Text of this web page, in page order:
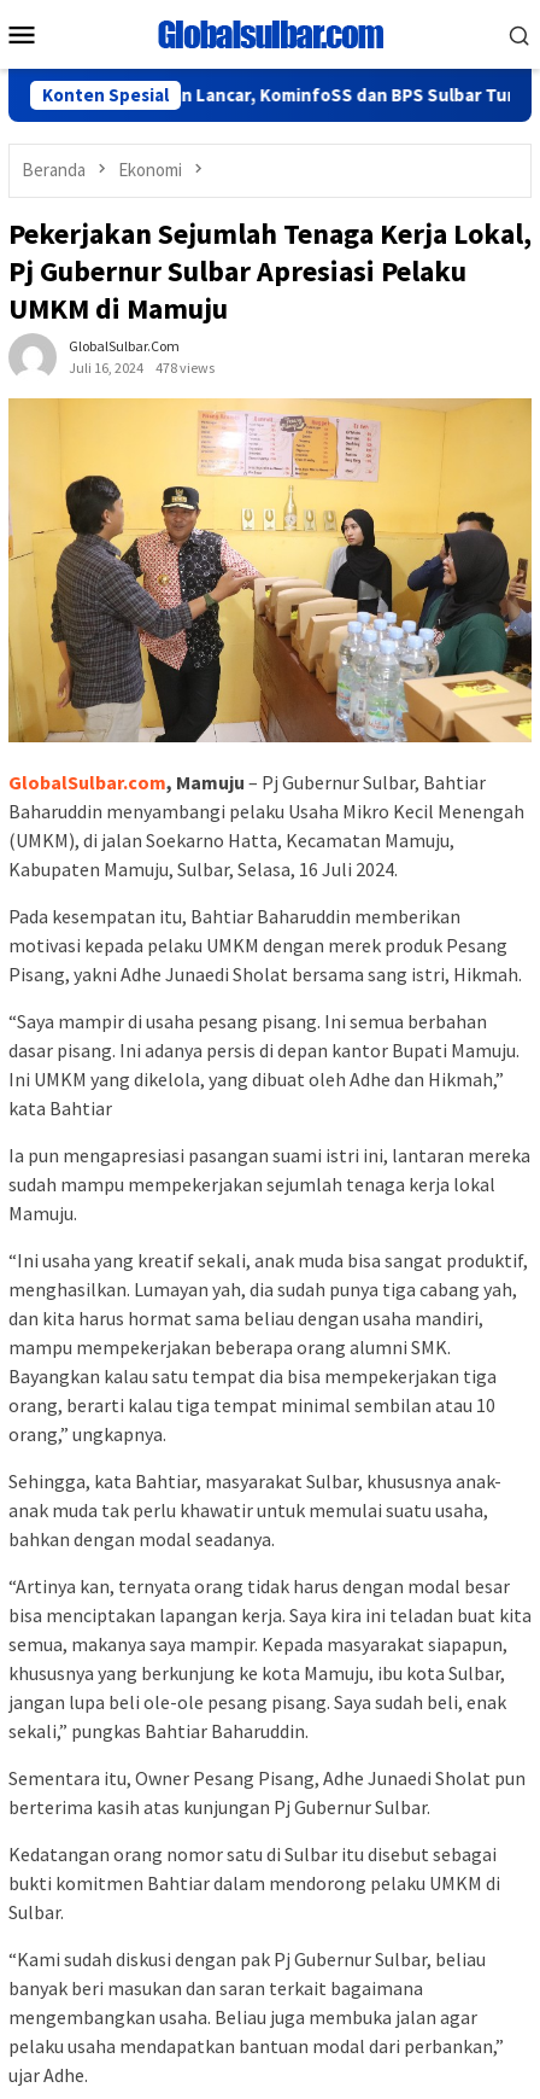
ke
Mobile
Konten Spesial
Berjalan Lancar, KominfoSS dan BPS Sulbar Turun Lapangan
Beranda Ekonomi
Pekerjakan Sejumlah Tenaga Kerja Lokal,
Pj Gubernur Sulbar Apresiasi Pelaku
UMKM di Mamuju
GlobalSulbar.com
Juli 16, 2024
478 views
GlobalSulbar.com, Mamuju – Pj Gubernur Sulbar, Bahtiar
Baharuddin menyambangi pelaku Usaha Mikro Kecil Menengah
(UMKM), di jalan Soekarno Hatta, Kecamatan Mamuju,
Kabupaten Mamuju, Sulbar, Selasa, 16 Juli 2024.
Pada kesempatan itu, Bahtiar Baharuddin memberikan
motivasi kepada pelaku UMKM dengan merek produk Pesang
Pisang, yakni Adhe Junaedi Sholat bersama sang istri, Hikmah.
“Saya mampir di usaha pesang pisang. Ini semua berbahan
dasar pisang. Ini adanya persis di depan kantor Bupati Mamuju.
Ini UMKM yang dikelola, yang dibuat oleh Adhe dan Hikmah,”
kata Bahtiar
Ia pun mengapresiasi pasangan suami istri ini, lantaran mereka
sudah mampu mempekerjakan sejumlah tenaga kerja lokal
Mamuju.
“Ini usaha yang kreatif sekali, anak muda bisa sangat produktif,
menghasilkan. Lumayan yah, dia sudah punya tiga cabang yah,
dan kita harus hormat sama beliau dengan usaha mandiri,
mampu mempekerjakan beberapa orang alumni SMK.
Bayangkan kalau satu tempat dia bisa mempekerjakan tiga
orang, berarti kalau tiga tempat minimal sembilan atau 10
orang,” ungkapnya.
Sehingga, kata Bahtiar, masyarakat Sulbar, khususnya anak-
anak muda tak perlu khawatir untuk memulai suatu usaha,
bahkan dengan modal seadanya.
“Artinya kan, ternyata orang tidak harus dengan modal besar
bisa menciptakan lapangan kerja. Saya kira ini teladan buat kita
semua, makanya saya mampir. Kepada masyarakat siapapun,
khususnya yang berkunjung ke kota Mamuju, ibu kota Sulbar,
jangan lupa beli ole-ole pesang pisang. Saya sudah beli, enak
sekali,” pungkas Bahtiar Baharuddin.
Sementara itu, Owner Pesang Pisang, Adhe Junaedi Sholat pun
berterima kasih atas kunjungan Pj Gubernur Sulbar.
Kedatangan orang nomor satu di Sulbar itu disebut sebagai
bukti komitmen Bahtiar dalam mendorong pelaku UMKM di
Sulbar.
“Kami sudah diskusi dengan pak Pj Gubernur Sulbar, beliau
banyak beri masukan dan saran terkait bagaimana
mengembangkan usaha. Beliau juga membuka jalan agar
pelaku usaha mendapatkan bantuan modal dari perbankan,”
ujar Adhe.